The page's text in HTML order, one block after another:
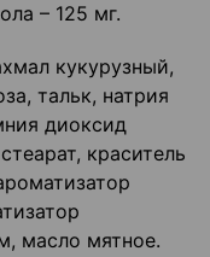
– 125 мг.
кукурузный,
тальк, натрия
диоксид
краситель
масло мятное.